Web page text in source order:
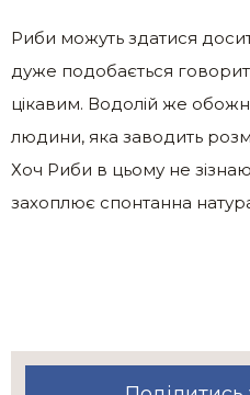
Риби можуть здатися
дуже подобається
цікавим. Водолій же
людини, яка заводить
Хоч Риби в цьому не
захоплює спонтанна